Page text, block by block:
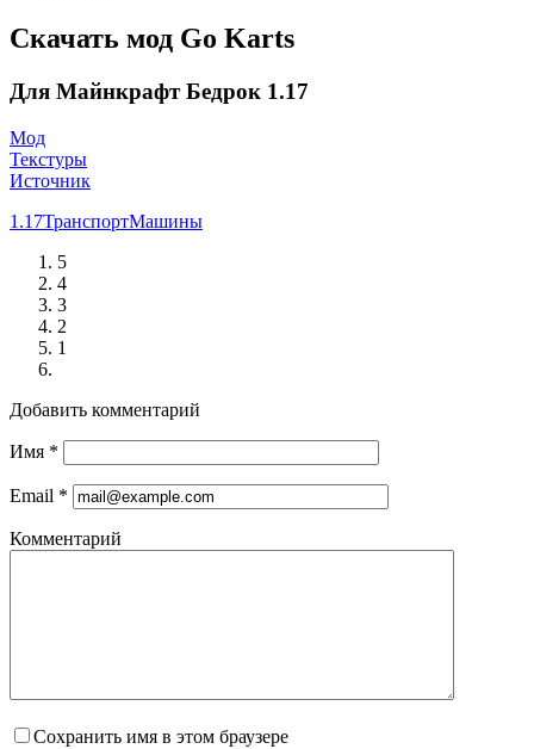
Скачать мод Go Karts
Для Майнкрафт Бедрок 1.17
Мод
Текстуры
Источник
1.17ТранспортМашины
5
4
3
2
1
Добавить комментарий
Имя *
Email *
Комментарий
Сохранить имя в этом браузере